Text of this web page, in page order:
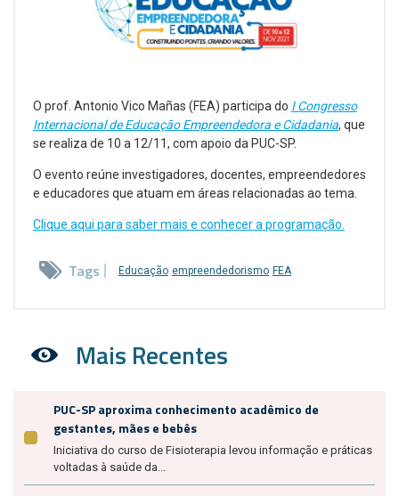
O prof. Antonio Vico Mañas (FEA) participa do I Congresso
Internacional de Educação Empreendedora e Cidadania, que
se realiza de 10 a 12/11, com apoio da PUC-SP.
O evento reúne investigadores, docentes, empreendedores
e educadores que atuam em áreas relacionadas ao tema.
Clique aqui para saber mais e conhecer a programação.
Tags Educação empreendedorismo FEA
Mais Recentes
PUC-SP aproxima conhecimento acadêmico de
gestantes, mães e bebês
Iniciativa do curso de Fisioterapia levou informação e práticas
voltadas à saúde da...